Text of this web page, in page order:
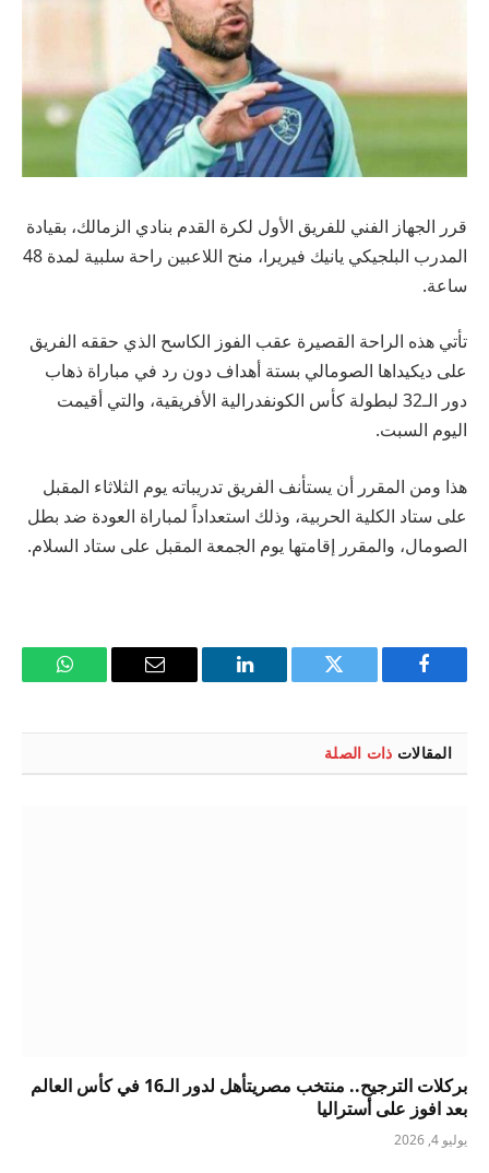
قرر الجهاز الفني للفريق الأول لكرة القدم بنادي الزمالك، بقيادة
المدرب البلجيكي يانيك فيريرا، منح اللاعبين راحة سلبية لمدة 48
ساعة.
تأتي هذه الراحة القصيرة عقب الفوز الكاسح الذي حققه الفريق
على ديكيداها الصومالي بستة أهداف دون رد في مباراة ذهاب
دور الـ32 لبطولة كأس الكونفدرالية الأفريقية، والتي أقيمت
اليوم السبت.
هذا ومن المقرر أن يستأنف الفريق تدريباته يوم الثلاثاء المقبل
على ستاد الكلية الحربية، وذلك استعداداً لمباراة العودة ضد بطل
الصومال، والمقرر إقامتها يوم الجمعة المقبل على ستاد السلام.
فيسبوك تويتر لينكدإن
البريد
واتساب
المقالات ذات الصلة
بركلات الترجيح.. منتخب مصريتأهل لدور الـ16 في كأس العالم
بعد افوز على أستراليا
يوليو 4, 2026